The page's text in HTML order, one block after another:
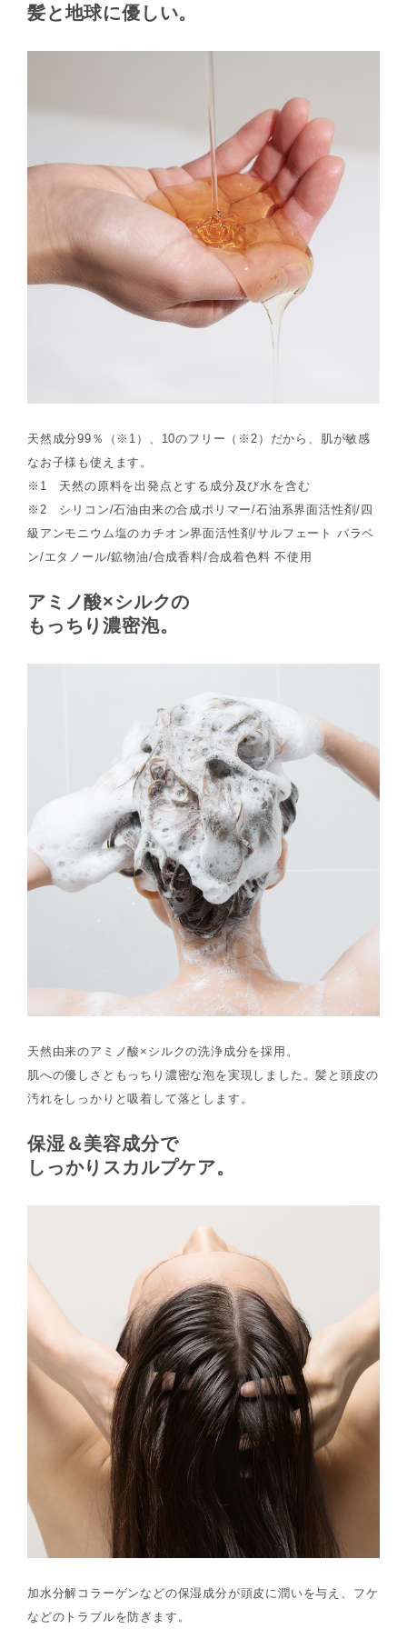
髪と地球に優しい。
天然成分99％（※1）、10のフリー（※2）だから、肌が敏感
なお子様も使えます。
※1 天然の原料を出発点とする成分及び水を含む
※2 シリコン/石油由来の合成ポリマー/石油系界面活性剤/四
級アンモニウム塩のカチオン界面活性剤/サルフェート パラベ
ン/エタノール/鉱物油/合成香料/合成着色料 不使用
アミノ酸×シルクの
もっちり濃密泡。
天然由来のアミノ酸×シルクの洗浄成分を採用。
肌への優しさともっちり濃密な泡を実現しました。髪と頭皮の
汚れをしっかりと吸着して落とします。
保湿＆美容成分で
しっかりスカルプケア。
加水分解コラーゲンなどの保湿成分が頭皮に潤いを与え、フケ
などのトラブルを防ぎます。